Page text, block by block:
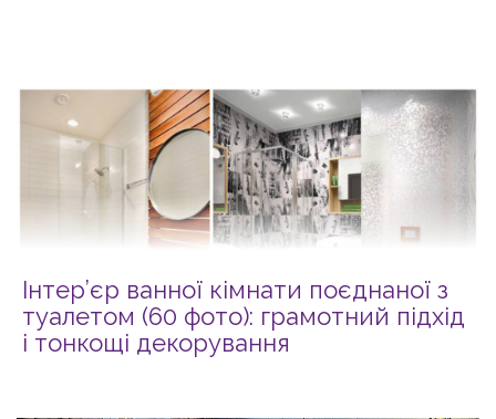
Інтер’єр ванної кімнати поєднаної з
туалетом (60 фото): грамотний підхід
і тонкощі декорування